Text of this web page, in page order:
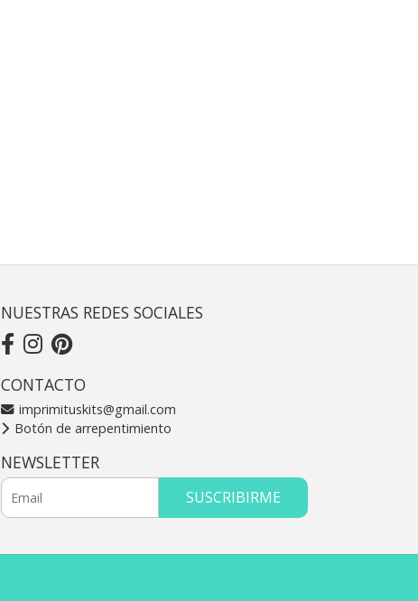
NUESTRAS REDES SOCIALES
CONTACTO
imprimituskits@gmail.com
Botón de arrepentimiento
NEWSLETTER
SUSCRIBIRME